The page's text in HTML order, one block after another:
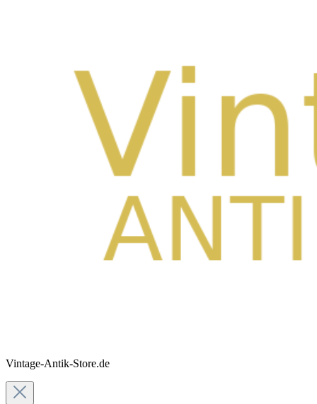
Vintage-Antik-Store.de